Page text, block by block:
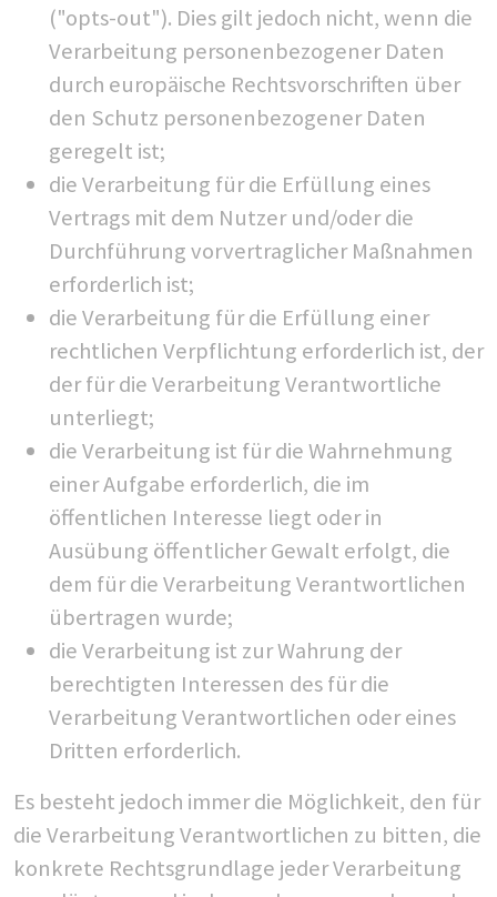
("opts-out"). Dies gilt jedoch nicht, wenn die
Verarbeitung personenbezogener Daten
durch europäische Rechtsvorschriften über
den Schutz personenbezogener Daten
geregelt ist;
die Verarbeitung für die Erfüllung eines
Vertrags mit dem Nutzer und/oder die
Durchführung vorvertraglicher Maßnahmen
erforderlich ist;
die Verarbeitung für die Erfüllung einer
rechtlichen Verpflichtung erforderlich ist, der
der für die Verarbeitung Verantwortliche
unterliegt;
die Verarbeitung ist für die Wahrnehmung
einer Aufgabe erforderlich, die im
öffentlichen Interesse liegt oder in
Ausübung öffentlicher Gewalt erfolgt, die
dem für die Verarbeitung Verantwortlichen
übertragen wurde;
die Verarbeitung ist zur Wahrung der
berechtigten Interessen des für die
Verarbeitung Verantwortlichen oder eines
Dritten erforderlich.
Es besteht jedoch immer die Möglichkeit, den für
die Verarbeitung Verantwortlichen zu bitten, die
konkrete Rechtsgrundlage jeder Verarbeitung